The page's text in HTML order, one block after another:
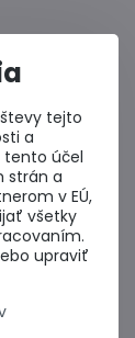
tejto
a
tento účel
strán a
v EÚ,
všetky
upraviť